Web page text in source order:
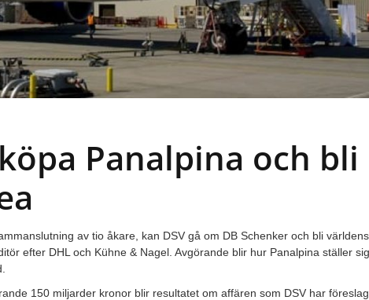
Panalpina och bli
av tio åkare, kan DSV gå om DB Schenker och bli världens
efter DHL och Kühne & Nagel. Avgörande blir hur Panalpina ställer
150 miljarder kronor blir resultatet om affären som DSV har